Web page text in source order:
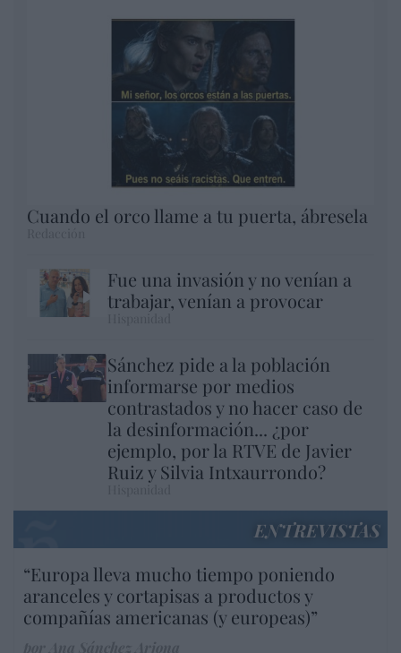
Cuando el orco llame a tu puerta, ábresela
Fue una invasión y no venían a
trabajar, venían a provocar
Sánchez pide a la población
informarse por medios
contrastados y no hacer caso de
la desinformación... ¿por
ejemplo, por la RTVE de Javier
Ruiz y Silvia Intxaurrondo?
ENTREVISTAS
“Europa lleva mucho tiempo poniendo
aranceles y cortapisas a productos y
compañías americanas (y europeas)”